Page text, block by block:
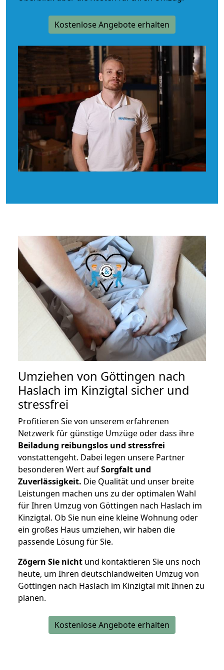
Kostenlose Angebote erhalten
Umziehen von Göttingen nach
Haslach im Kinzigtal sicher und
stressfrei
Profitieren Sie von unserem erfahrenen
Netzwerk für günstige Umzüge oder dass ihre
Beiladung reibungslos und stressfrei
vonstattengeht. Dabei legen unsere Partner
besonderen Wert aufSorgfalt und
Zuverlässigkeit. Die Qualität und unser breite
Leistungen machen uns zu der optimalen Wahl
für Ihren Umzug von Göttingen nach Haslach im
Kinzigtal. Ob Sie nun eine kleine Wohnung oder
ein großes Haus umziehen, wir haben die
passende Lösung für Sie.
Zögern Sie nicht und kontaktieren Sie uns noch
heute, um Ihren deutschlandweiten Umzug von
Göttingen nach Haslach im Kinzigtal mit Ihnen zu
planen.
Kostenlose Angebote erhalten